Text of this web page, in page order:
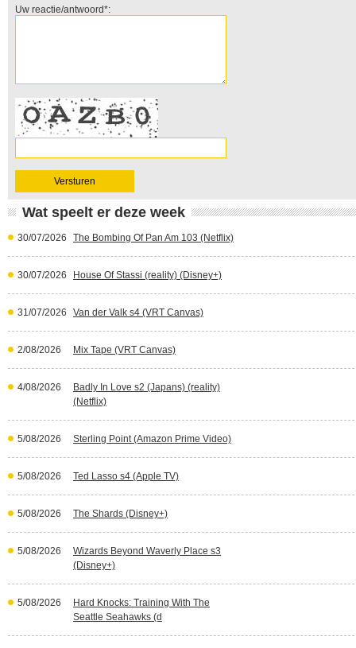
Uw reactie/antwoord*:
Wat speelt er deze week
30/07/2026 The Bombing Of Pan Am 103 (Netflix)
30/07/2026 House Of Stassi (reality) (Disney+)
31/07/2026 Van der Valk s4 (VRT Canvas)
2/08/2026 Mix Tape (VRT Canvas)
4/08/2026
Badly In Love s2 (Japans) (reality)
(Netflix)
5/08/2026 Sterling Point (Amazon Prime Video)
5/08/2026 Ted Lasso s4 (Apple TV)
5/08/2026 The Shards (Disney+)
5/08/2026
Wizards Beyond Waverly Place s3
(Disney+)
5/08/2026
Hard Knocks: Training With The
Seattle Seahawks (d